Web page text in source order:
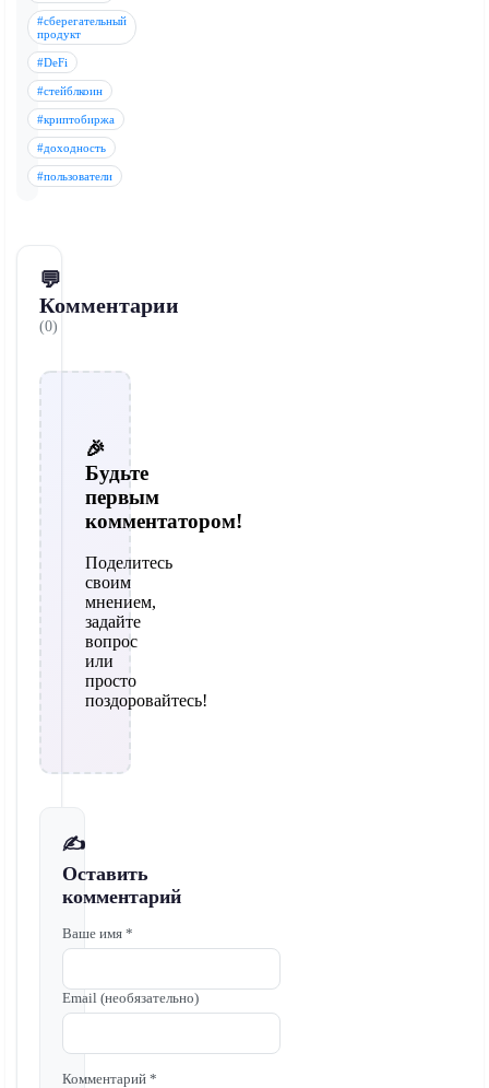
#сберегательный
продукт
#DeFi
#стейблкоин
#криптобиржа
#доходность
#пользователи
💬
Комментарии
(0)
🎉
Будьте
первым
комментатором!
Поделитесь
своим
мнением,
задайте
вопрос
или
просто
поздоровайтесь!
✍️
Оставить
комментарий
Ваше имя *
Email (необязательно)
Комментарий *